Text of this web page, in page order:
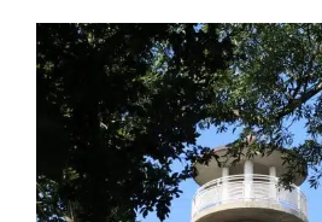
Nederlands
Artikel In de media